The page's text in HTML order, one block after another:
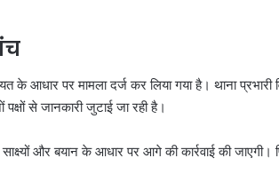
के आधार पर मामला दर्ज कर लिया गया है। थाना प्रभारी
से जानकारी जुटाई जा रही है।
और बयान के आधार पर आगे की कार्रवाई की